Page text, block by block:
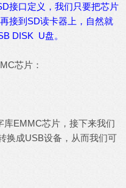
接口定义，我们只要把芯片
接到SD读卡器上，自然就
DISK U盘。
芯片：
EMMC芯片，接下来我们
换成USB设备，从而我们可